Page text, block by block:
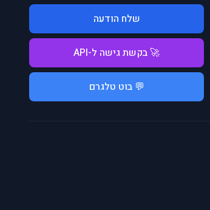
שלח הודעה
🚀 בקשת גישה ל-API
💬 בוט טלגרם